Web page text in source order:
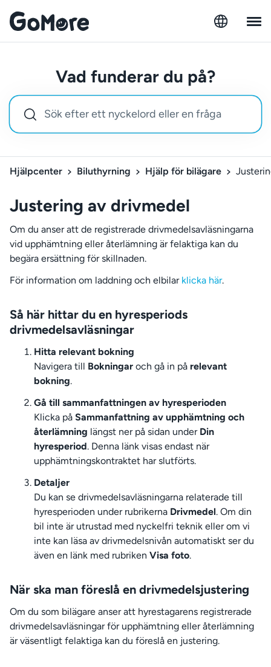
Vad funderar du på?
Hjälpcenter Biluthyrning Hjälp för bilägare
Justering av drivmedel
Om du anser att de registrerade drivmedelsavläsningarna
vid upphämtning eller återlämning är felaktiga kan du
begära ersättning för skillnaden.
För information om laddning och elbilar klicka här.
Så här hittar du en hyresperiods
drivmedelsavläsningar
Hitta relevant bokning
Navigera till Bokningar och gå in på relevant
bokning.
Gå till sammanfattningen av hyresperioden
Klicka på Sammanfattning av upphämtning och
återlämning längst ner på sidan under Din
hyresperiod. Denna länk visas endast när
upphämtningskontraktet har slutförts.
Detaljer
Du kan se drivmedelsavläsningarna relaterade till
hyresperioden under rubrikerna Drivmedel. Om din
bil inte är utrustad med nyckelfri teknik eller om vi
inte kan läsa av drivmedelsnivån automatiskt ser du
även en länk med rubriken Visa foto.
När ska man föreslå en drivmedelsjustering
Om du som bilägare anser att hyrestagarens registrerade
drivmedelsavläsningar för upphämtning eller återlämning
är väsentligt felaktiga kan du föreslå en justering.